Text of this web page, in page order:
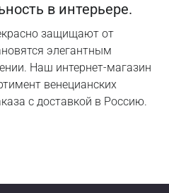
в интерьере.
защищают от
элегантным
Наш интернет-магазин
венецианских
с доставкой в Россию.